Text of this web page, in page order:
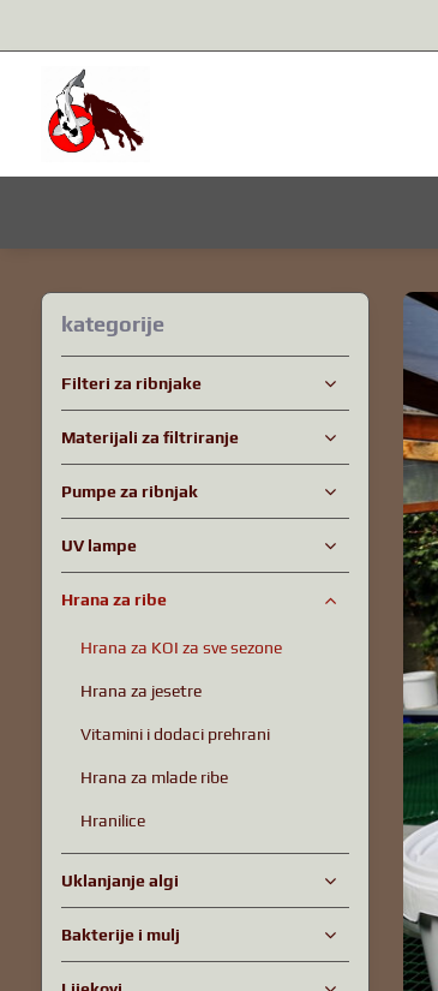
kategorije
Filteri za ribnjake
Materijali za filtriranje
Pumpe za ribnjak
UV lampe
Hrana za ribe
Hrana za KOI za sve sezone
Hrana za jesetre
Vitamini i dodaci prehrani
Hrana za mlade ribe
Hranilice
Uklanjanje algi
Bakterije i mulj